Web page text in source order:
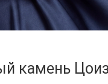
камень